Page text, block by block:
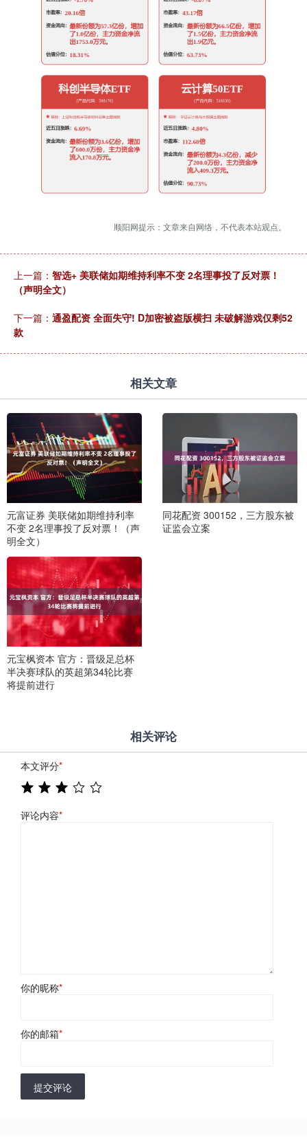
顺阳网提示：文章来自网络，不代表本站观点。
上一篇： 智选+ 美联储如期维持利率不变 2名理事投了反对票！
（声明全文）
下一篇： 通盈配资 全面失守! D加密被盗版横扫 未破解游戏仅剩52
款
相关文章
元富证券 美联储如期维持利率
不变 2名理事投了反对票！（声
明全文）
同花配资 300152，三方股东被
证监会立案
元宝枫资本 官方：晋级足总杯
半决赛球队的英超第34轮比赛
将提前进行
相关评论
本文评分*
评论内容*
你的昵称*
你的邮箱*
提交评论